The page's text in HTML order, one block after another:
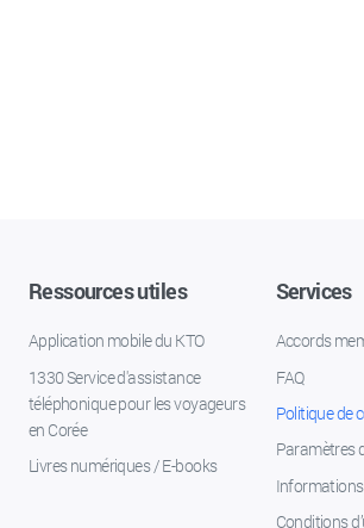
Ressources utiles
Application mobile du KTO
1330 Service d'assistance
téléphonique pour les voyageurs
en Corée
Livres numériques / E-books
Services
Accords
FAQ
Politique de
Paramètres
Conditions